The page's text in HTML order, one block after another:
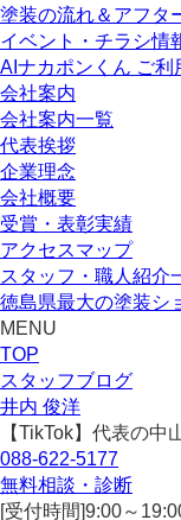
塗装の流れ＆アフタ
イベント・チラシ情
AIナカポンくん ご利
会社案内
会社案内一覧
代表挨拶
企業理念
会社概要
受賞・表彰実績
アクセスマップ
スタッフ・職人紹介
徳島県最大の塗装シ
MENU
TOP
スタッフブログ
井内 俊洋
【TikTok】代表の中
088-622-5177
無料相談・診断
[受付時間]9:00～